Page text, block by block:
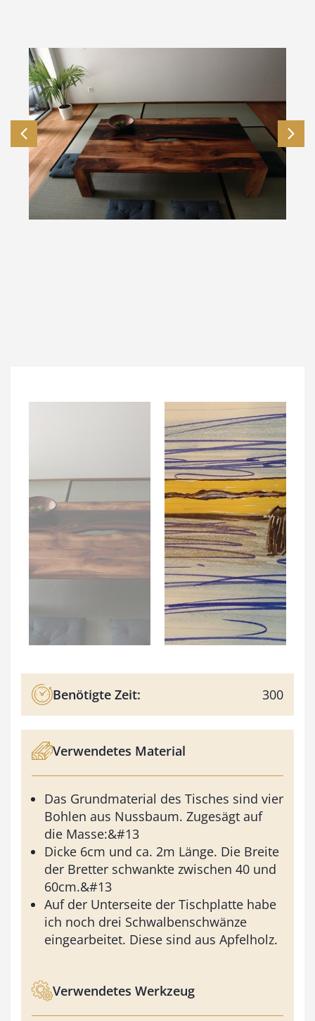
Benötigte Zeit: 300
Verwendetes Material
Das Grundmaterial des Tisches sind vier
Bohlen aus Nussbaum. Zugesägt auf
die Masse:&#13
Dicke 6cm und ca. 2m Länge. Die Breite
der Bretter schwankte zwischen 40 und
60cm.&#13
Auf der Unterseite der Tischplatte habe
ich noch drei Schwalbenschwänze
eingearbeitet. Diese sind aus Apfelholz.
Verwendetes Werkzeug